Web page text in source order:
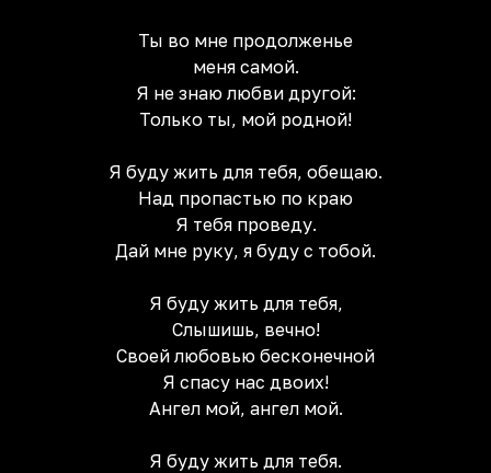
Ты во мне продолженье
меня самой.
Я не знаю любви другой:
Только ты, мой родной!
Я буду жить для тебя, обещаю.
Над пропастью по краю
Я тебя проведу.
Дай мне руку, я буду с тобой.
Я буду жить для тебя,
Слышишь, вечно!
Своей любовью бесконечной
Я спасу нас двоих!
Ангел мой, ангел мой.
Я буду жить для тебя.